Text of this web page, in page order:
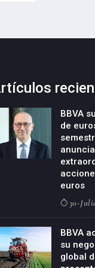
BBVA
de
euros
30-
BBVA
su
global